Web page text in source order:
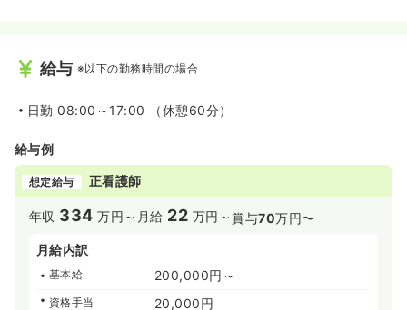
給与 ※以下の勤務時間の場合
日勤 08:00～17:00 （休憩60分）
給与例
想定給与 正看護師
年収 334 万円～ 月給 22 万円～賞与70万円〜
月給内訳
基本給 200,000円～
資格手当 20,000円